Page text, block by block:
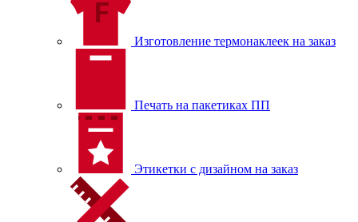
Изготовление термонаклеек на заказ
Печать на пакетиках ПП
Этикетки с дизайном на заказ